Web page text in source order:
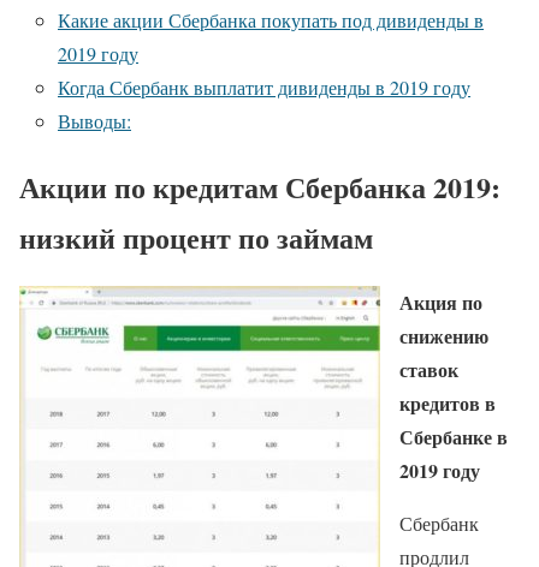
Какие акции Сбербанка покупать под дивиденды в
2019 году
Когда Сбербанк выплатит дивиденды в 2019 году
Выводы:
Акции по кредитам Сбербанка 2019:
низкий процент по займам
Акция по
снижению
ставок
кредитов в
Сбербанке в
2019 году
Сбербанк
продлил